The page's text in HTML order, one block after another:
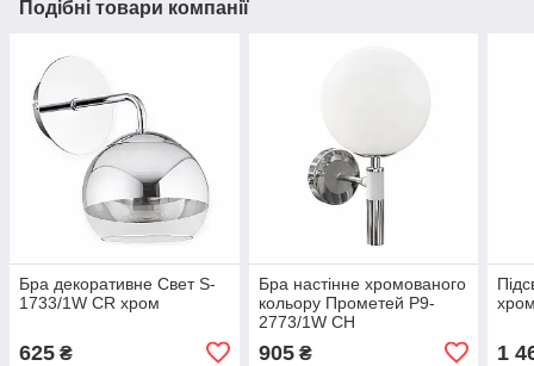
Подібні товари компанії
Бра декоративне Свет S-
1733/1W CR хром
625 ₴
Бра настінне хромованого
кольору Прометей P9-
2773/1W CH
905₴ 1